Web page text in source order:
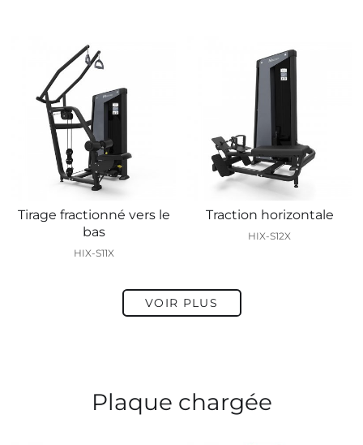
Tirage fractionné vers le
bas
HIX-S11X
Traction horizontale
HIX-S12X
VOIR PLUS
Plaque chargée